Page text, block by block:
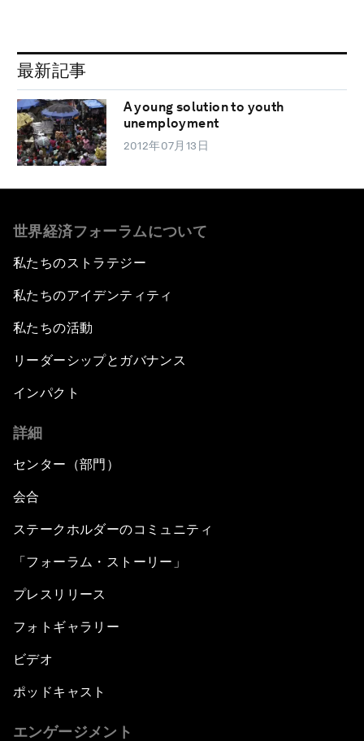
最新記事
A young solution to youth
unemployment
2012年07月13日
世界経済フォーラムについて
私たちのストラテジー
私たちのアイデンティティ
私たちの活動
リーダーシップとガバナンス
インパクト
詳細
センター（部門）
会合
ステークホルダーのコミュニティ
「フォーラム・ストーリー」
プレスリリース
フォトギャラリー
ビデオ
ポッドキャスト
エンゲージメント